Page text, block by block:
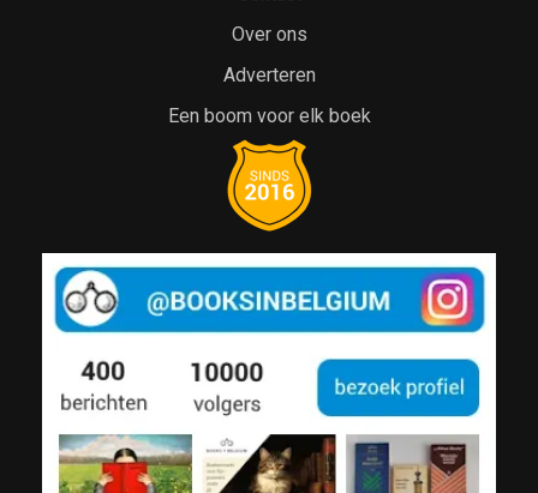
Over ons
Adverteren
Een boom voor elk boek